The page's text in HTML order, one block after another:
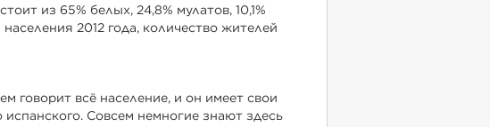
из 65% белых, 24,8% мулатов, 10,1%
2012 года, количество жителей
говорит всё население, и он имеет свои
Совсем немногие знают здесь